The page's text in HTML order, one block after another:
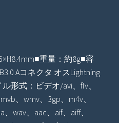
重量：約8g■容
Aコネクタ オスLightning
形式：ビデオ/avi、flv、
、wmv、3gp、m4v、
wav、aac、aif、aiff、